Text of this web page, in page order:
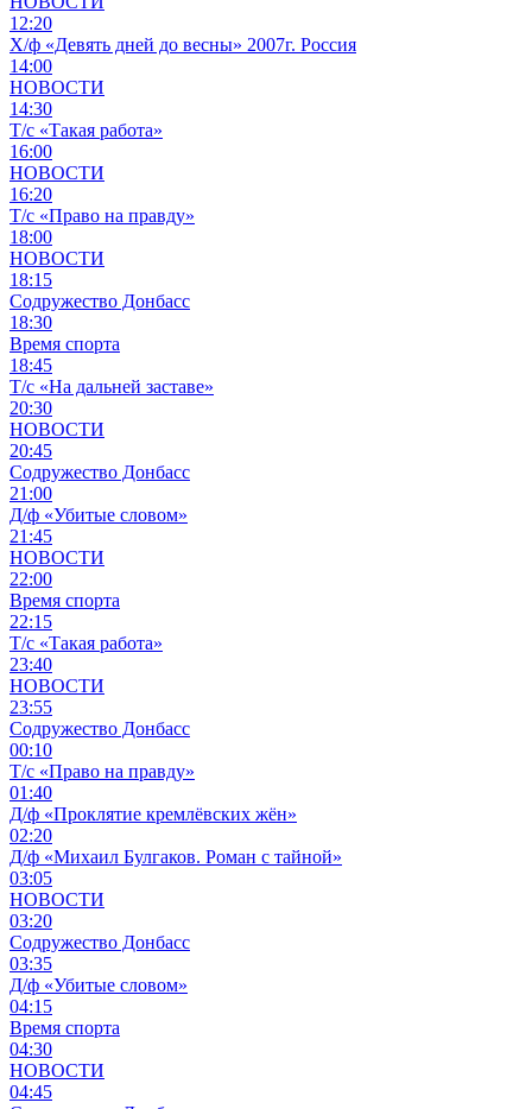
12:20
Х/ф «Девять дней до весны» 2007г. Россия
14:00
НОВОСТИ
14:30
Т/с «Такая работа»
16:00
НОВОСТИ
16:20
Т/с «Право на правду»
18:00
НОВОСТИ
18:15
Содружество Донбасс
18:30
Время спорта
18:45
Т/с «На дальней заставе»
20:30
НОВОСТИ
20:45
Содружество Донбасс
21:00
Д/ф «Убитые словом»
21:45
НОВОСТИ
22:00
Время спорта
22:15
Т/с «Такая работа»
23:40
НОВОСТИ
23:55
Содружество Донбасс
00:10
Т/с «Право на правду»
01:40
Д/ф «Проклятие кремлёвских жён»
02:20
Д/ф «Михаил Булгаков. Роман с тайной»
03:05
НОВОСТИ
03:20
Содружество Донбасс
03:35
Д/ф «Убитые словом»
04:15
Время спорта
04:30
НОВОСТИ
04:45